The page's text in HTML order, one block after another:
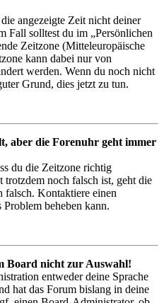
angezeigte Zeit nicht deiner
Fall solltest du im „Persönlichen
Zeitzone (Mitteleuropäische
kann dabei nur von
werden. Wenn du noch nicht
Grund, dies jetzt zu tun.
aber die Forenuhr geht immer
du die Zeitzone richtig
trotzdem noch falsch ist, geht die
falsch. Kontaktiere einen
beheben kann.
Board nicht zur Auswahl!
entweder deine Sprache
hat das Forum bislang in deine